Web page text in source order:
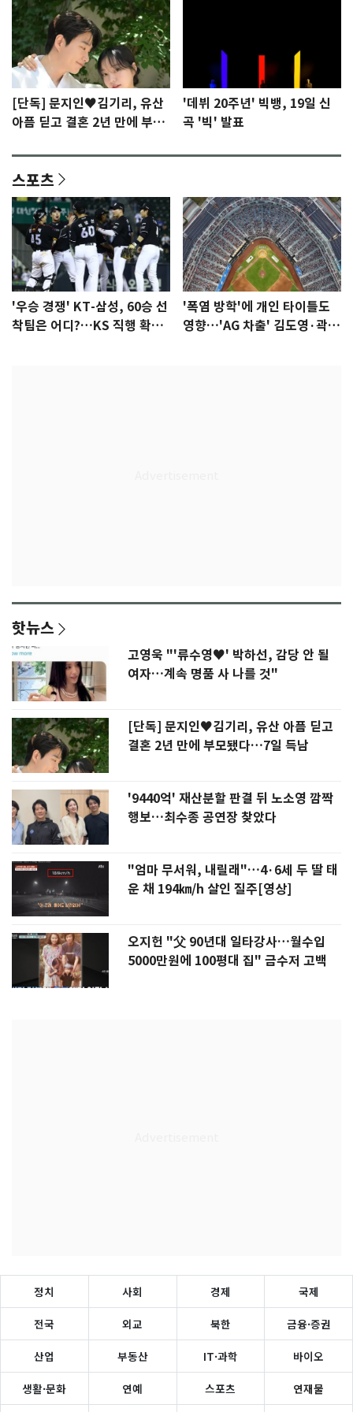
[단독] 문지인♥김기리, 유산
아픔 딛고 결혼 2년 만에 부모
'데뷔 20주년' 빅뱅, 19일 신
곡 '빅' 발표
스포츠
'우승 경쟁' KT-삼성, 60승 선
착팀은 어디?…KS 직행 확률
'폭염 방학'에 개인 타이틀도
영향…'AG 차출' 김도영·곽빈
핫뉴스
고영욱 "'류수영♥' 박하선, 감당 안 될
여자…계속 명품 사 나를 것"
[단독] 문지인♥김기리, 유산 아픔 딛고
결혼 2년 만에 부모됐다…7일 득남
'9440억' 재산분할 판결 뒤 노소영 깜짝
행보…최수종 공연장 찾았다
"엄마 무서워, 내릴래"…4·6세 두 딸 태
운 채 194㎞/h 살인 질주[영상]
오지헌 "父 90년대 일타강사…월수입
5000만원에 100평대 집" 금수저 고백
정치 사회 경제 국제
전국 외교 북한 금융·증권
산업 부동산 IT·과학 바이오
생활·문화 연예 스포츠 연재물